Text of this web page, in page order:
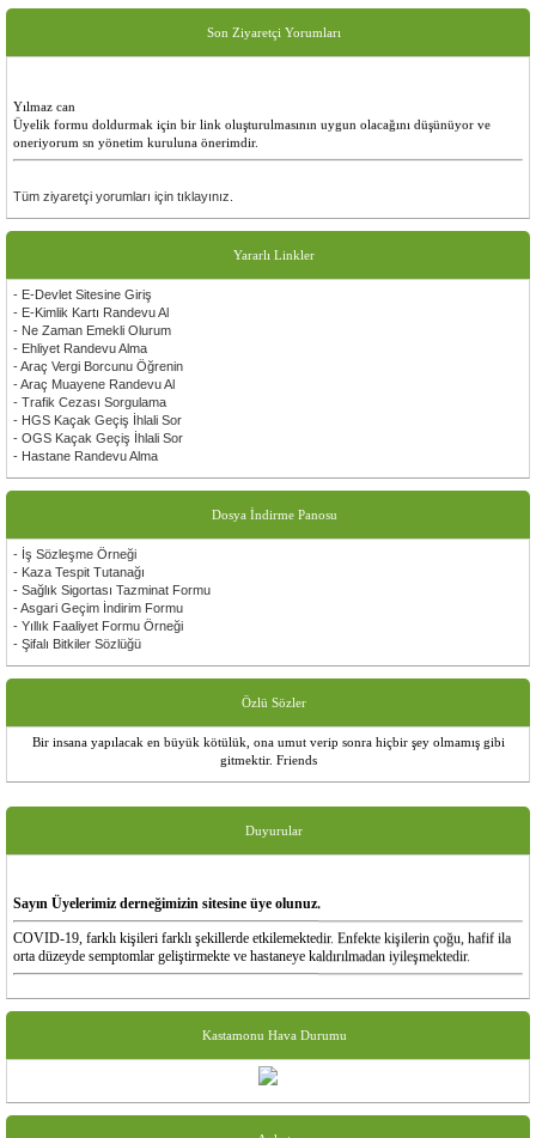
Duyurular
Sayın Üyelerimiz derneğimizin sitesine üye olunuz.
COVID-19, farklı kişileri farklı şekillerde etkilemektedir. Enfekte kişilerin çoğu, hafif ila
orta düzeyde semptomlar geliştirmekte ve hastaneye kaldırılmadan iyileşmektedir.
ateş
daha seyrek görülen semptomlar:
ishal
Kastamonu Hava Durumu
Son Ziyaretçi Yorumları
Yılmaz can
Üyelik formu doldurmak için bir link oluşturulmasının uygun olacağını düşünüyor ve
oneriyorum sn yönetim kuruluna önerimdir.
Tüm ziyaretçi yorumları için tıklayınız.
Yararlı Linkler
- E-Devlet Sitesine Giriş
- E-Kimlik Kartı Randevu Al
- Ne Zaman Emekli Olurum
- Ehliyet Randevu Alma
- Araç Vergi Borcunu Öğrenin
- Araç Muayene Randevu Al
- Trafik Cezası Sorgulama
- HGS Kaçak Geçiş İhlali Sor
- OGS Kaçak Geçiş İhlali Sor
- Hastane Randevu Alma
Dosya İndirme Panosu
- İş Sözleşme Örneği
- Kaza Tespit Tutanağı
- Sağlık Sigortası Tazminat Formu
- Asgari Geçim İndirim Formu
- Yıllık Faaliyet Formu Örneği
- Şifalı Bitkiler Sözlüğü
Özlü Sözler
Bir insana yapılacak en büyük kötülük, ona umut verip sonra hiçbir şey olmamış gibi
gitmektir. Friends